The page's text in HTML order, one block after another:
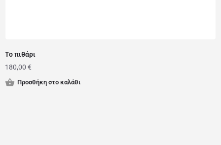
Το πιθάρι
180,00 €
Προσθήκη στο καλάθι